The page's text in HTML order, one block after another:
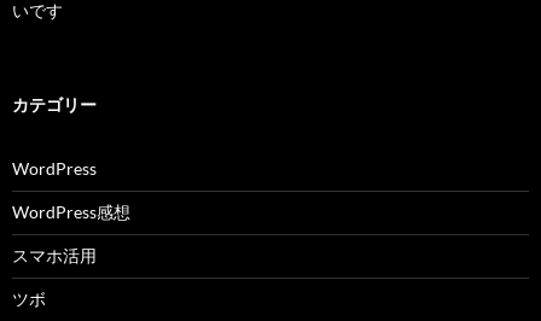
いです
カテゴリー
WordPress
WordPress感想
スマホ活用
ツボ